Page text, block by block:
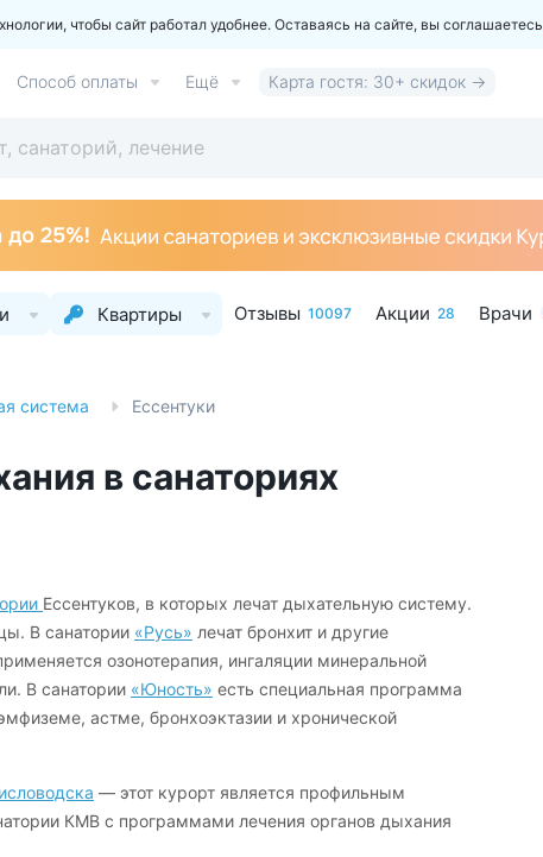
чтобы сайт работал удобнее. Оставаясь на сайте, вы соглашаетесь
Способ оплаты Ещё Карта гостя: 30+ скидок →
Квартиры Отзывы 10097 Акции 28 Врачи
система Ессентуки
в санаториях
Ессентуков, в которых лечат дыхательную систему.
В санатории «Русь» лечат бронхит и другие
озонотерапия, ингаляции минеральной
В санатории «Юность» есть специальная программа
астме, бронхоэктазии и хронической
— этот курорт является профильным
КМВ с программами лечения органов дыхания